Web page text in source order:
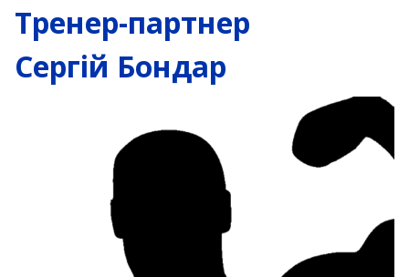
Тренер-партнер
Сергій Бондар